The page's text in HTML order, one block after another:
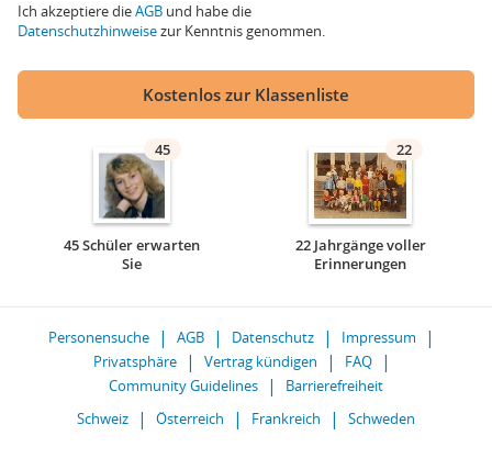
Ich akzeptiere dieAGB und habe die
Datenschutzhinweisezur Kenntnis genommen.
Kostenlos zur Klassenliste
45
45 Schüler erwarten
Sie
22
22 Jahrgänge voller
Erinnerungen
Personensuche AGB Datenschutz
Impressum
Privatsphäre
Vertrag kündigen
FAQ
Community Guidelines
Barrierefreiheit
Schweiz
Österreich Frankreich Schweden